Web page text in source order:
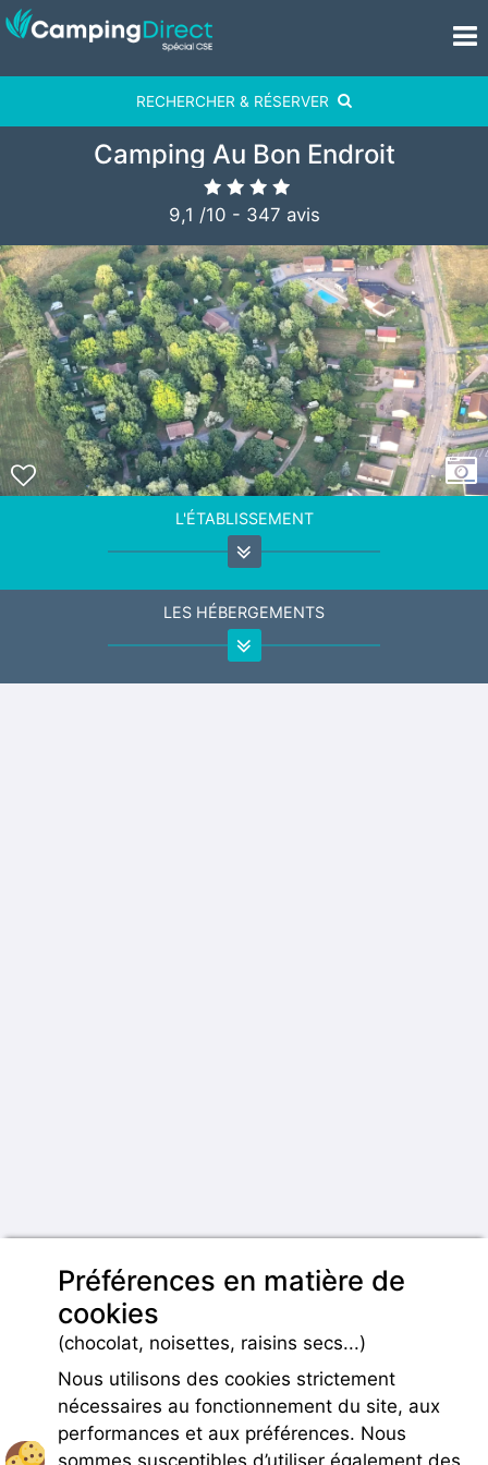
RECHERCHER & RÉSERVER
Camping Au Bon Endroit
9,1 /10 - 347 avis
L'ÉTABLISSEMENT
LES HÉBERGEMENTS
Préférences en matière de
cookies
(chocolat, noisettes, raisins secs...)
Nous utilisons des cookies strictement
nécessaires au fonctionnement du site, aux
performances et aux préférences. Nous
sommes susceptibles d’utiliser également des